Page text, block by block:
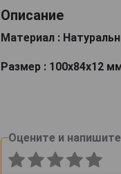
Описание
Материал :
Размер : 100х84х12
Оцените и